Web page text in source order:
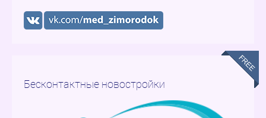
Бесконтактные новостройки